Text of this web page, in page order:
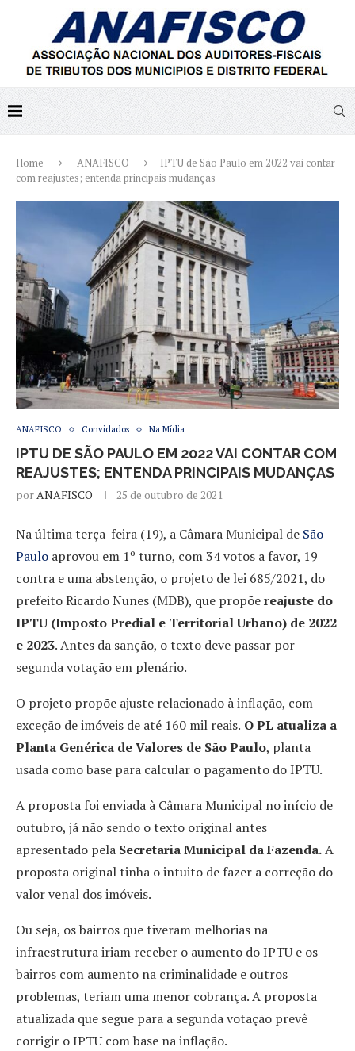
Home ANAFISCO
IPTU de São Paulo em 2022 vai contar
com reajustes; entenda principais mudanças
ANAFISCO Convidados Na Mídia
IPTU DE SÃO PAULO EM 2022 VAI CONTAR COM
REAJUSTES; ENTENDA PRINCIPAIS MUDANÇAS
porANAFISCO 25 de outubro de 2021
Na última terça-feira (19), a Câmara Municipal de São
Paulo aprovou em 1º turno, com 34 votos a favor, 19
contra e uma abstenção, o projeto de lei 685/2021, do
prefeito Ricardo Nunes (MDB), que propõereajuste do
IPTU (Imposto Predial e Territorial Urbano) de 2022
e 2023. Antes da sanção, o texto deve passar por
segunda votação em plenário.
O projeto propõe ajuste relacionado à inflação, com
exceção de imóveis de até 160 mil reais. O PL atualiza a
Planta Genérica de Valores de São Paulo, planta
usada como base para calcular o pagamento do IPTU.
A proposta foi enviada à Câmara Municipal no início de
outubro, já não sendo o texto original antes
apresentado pela Secretaria Municipal da Fazenda.A
proposta original tinha o intuito de fazer a correção do
valor venal dos imóveis.
Ou seja, os bairros que tiveram melhorias na
infraestrutura iriam receber o aumento do IPTU e os
bairros com aumento na criminalidade e outros
problemas, teriam uma menor cobrança. A proposta
atualizada que segue para a segunda votação prevê
corrigir o IPTU com base na inflação.